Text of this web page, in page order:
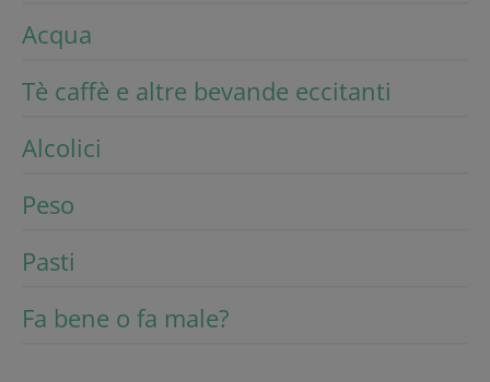
Acqua
Tè caffè e altre bevande eccitanti
Alcolici
Peso
Pasti
Fa bene o fa male?